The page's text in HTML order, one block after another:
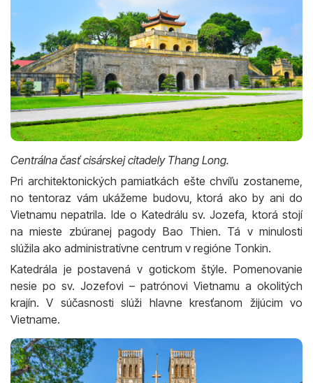
Centrálna časť cisárskej citadely Thang Long.
Pri architektonických pamiatkách ešte chvíľu zostaneme,
no tentoraz vám ukážeme budovu, ktorá ako by ani do
Vietnamu nepatrila. Ide o Katedrálu sv. Jozefa, ktorá stojí
na mieste zbúranej pagody Bao Thien. Tá v minulosti
slúžila ako administratívne centrum v regióne Tonkin.
Katedrála je postavená v gotickom štýle. Pomenovanie
nesie po sv. Jozefovi – patrónovi Vietnamu a okolitých
krajín. V súčasnosti slúži hlavne kresťanom žijúcim vo
Vietname.